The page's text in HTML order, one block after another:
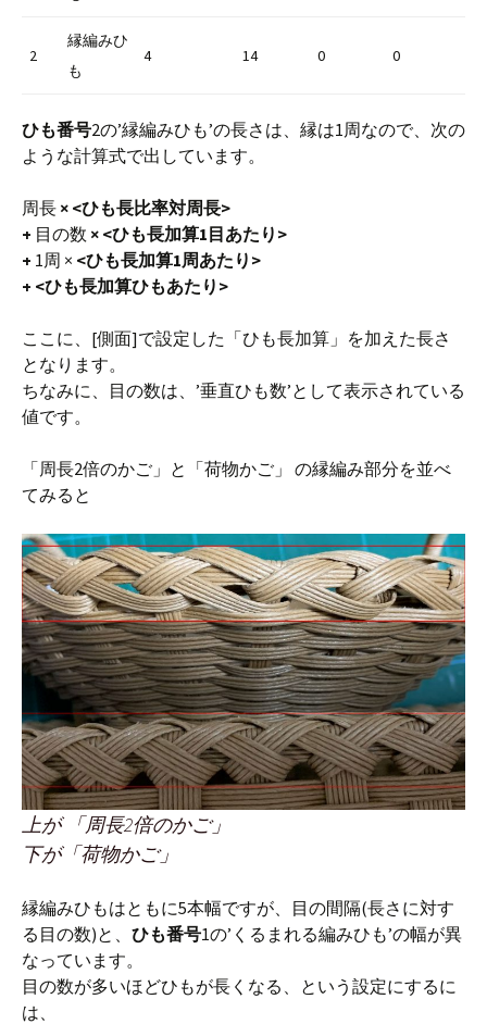
2
縁編みひ
も
4 14 0 0
ひも番号2の’縁編みひも’の長さは、縁は1周なので、次の
ような計算式で出しています。
周長 × <ひも長比率対周長>
+ 目の数 × <ひも長加算1目あたり>
+ 1周 × <ひも長加算1周あたり>
+ <ひも長加算ひもあたり>
ここに、[側面]で設定した「ひも長加算」を加えた長さ
となります。
ちなみに、目の数は、’垂直ひも数’として表示されている
値です。
「周長2倍のかご」と「荷物かご」 の縁編み部分を並べ
てみると
上が 「周長2倍のかご」
下が「荷物かご」
縁編みひもはともに5本幅ですが、目の間隔(長さに対す
る目の数)と、 ひも番号1の’くるまれる編みひも’の幅が異
なっています。
目の数が多いほどひもが長くなる、という設定にするに
は、